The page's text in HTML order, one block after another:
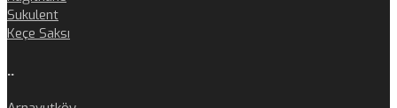
Sukulent
Keçe Saksı
..